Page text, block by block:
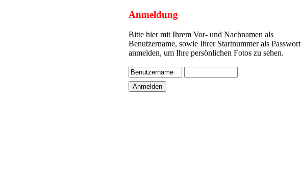
Anmeldung
Bitte hier mit Ihrem Vor- und Nachnamen als
Benutzername, sowie Ihrer Startnummer als Passwort
anmelden, um Ihre persönlichen Fotos zu sehen.